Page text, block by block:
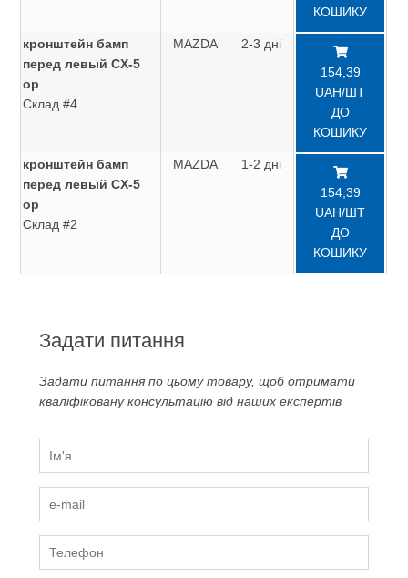
КОШИКУ
кронштейн бамп
перед левый CX-5
ор
Склад #4
MAZDA
2-3 дні
154,39
UAH/ШТ
ДО
КОШИКУ
кронштейн бамп
перед левый CX-5
ор
Склад #2
MAZDA
1-2 дні
154,39
UAH/ШТ
ДО
КОШИКУ
Задати питання
Задати питання по цьому товару, щоб отримати
кваліфіковану консультацію від наших експертів